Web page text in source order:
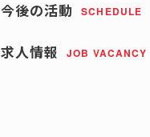
今後の活動 SCHEDULE
求人情報 JOB VACANCY